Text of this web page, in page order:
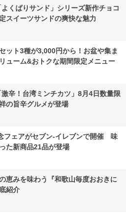
くばりサンド」シリーズ新作チョコ
スイーツサンドの爽快な魅力
ット3種が3,000円から！お盆や集ま
ューム&おトクな期間限定メニュー
辛！台湾ミンチカツ」8月4日数量限
の旨辛グルメが登場
フェアがセブン-イレブンで開催 味
た新商品21品が登場
恵みを味わう『和歌山毎度おおきに
紹介